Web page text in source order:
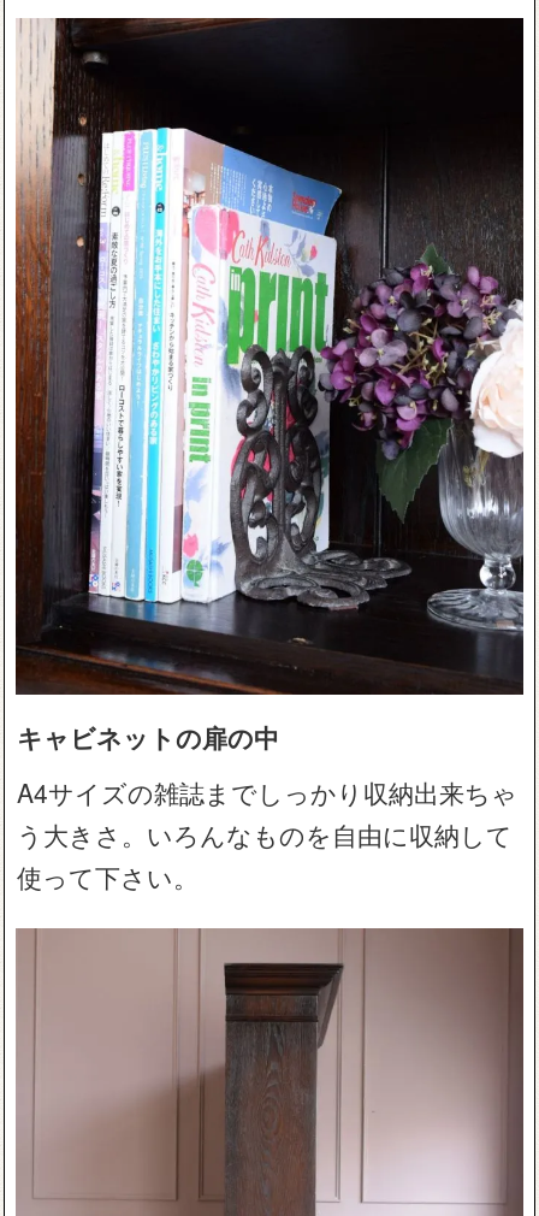
キャビネットの扉の中
A4サイズの雑誌までしっかり収納出来ちゃ
う大きさ。いろんなものを自由に収納して
使って下さい。